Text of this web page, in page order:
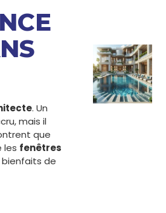
. Un
mais il
que
les fenêtres
bienfaits de